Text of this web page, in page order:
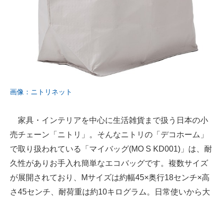
画像：ニトリネット
家具・インテリアを中心に生活雑貨まで扱う日本の小
売チェーン「ニトリ」。そんなニトリの「デコホーム」
で取り扱われている「マイバッグ(MO S KD001)」は、耐
久性がありお手入れ簡単なエコバッグです。複数サイズ
が展開されており、Mサイズは約幅45×奥行18センチ×高
さ45センチ、耐荷重は約10キログラム。日常使いから大